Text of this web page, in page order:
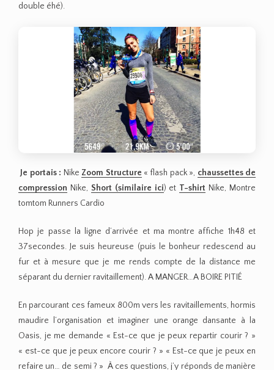
double éhé).
Je portais : Nike Zoom Structure « flash pack », chaussettes de
compression Nike, Short (similaire ici) et T-shirt Nike, Montre
tomtom Runners Cardio
Hop je passe la ligne d’arrivée et ma montre affiche 1h48 et
37secondes. Je suis heureuse (puis le bonheur redescend au
fur et à mesure que je me rends compte de la distance me
séparant du dernier ravitaillement). A MANGER…A BOIRE PITIÉ
En parcourant ces fameux 800m vers les ravitaillements, hormis
maudire l’organisation et imaginer une orange dansante à la
Oasis, je me demande « Est-ce que je peux repartir courir ? »
« est-ce que je peux encore courir ? » « Est-ce que je peux en
refaire un… de semi ? » À ces questions, j’y réponds de manière